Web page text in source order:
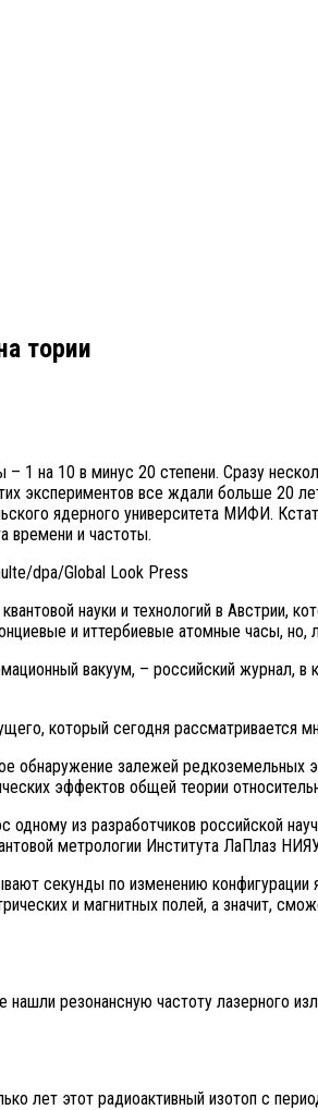
тории
на 10 в минус 20 степени. Сразу
экспериментов все ждали больше 20
ядерного университета МИФИ.
времени и частоты.
dpa/Global Look Press
науки и технологий в Австрии,
и иттербиевые атомные часы, но,
вакуум, – российский журнал,
который сегодня рассматривается
обнаружение залежей
эффектов общей теории
одному из разработчиков российской
метрологии Института ЛаПлаз
секунды по изменению конфигурации
и магнитных полей, а значит,
резонансную частоту лазерного
лет этот радиоактивный изотоп с